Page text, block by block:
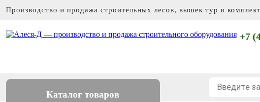
Производство и продажа строительных лесов, вышек тур и
+7
Каталог товаров